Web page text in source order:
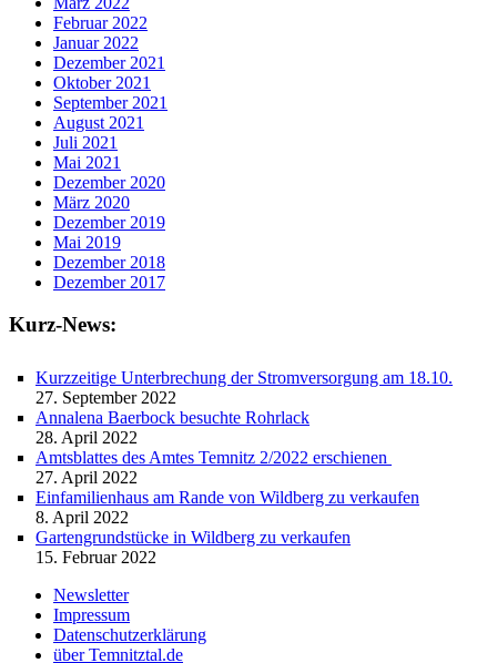
Februar 2022
Januar 2022
Dezember 2021
Oktober 2021
September 2021
August 2021
Juli 2021
Mai 2021
Dezember 2020
März 2020
Dezember 2019
Mai 2019
Dezember 2018
Dezember 2017
Kurz-News:
Kurzzeitige Unterbrechung der Stromversorgung am 18.10.
27. September 2022
Annalena Baerbock besuchte Rohrlack
28. April 2022
Amtsblattes des Amtes Temnitz 2/2022 erschienen
27. April 2022
Einfamilienhaus am Rande von Wildberg zu verkaufen
8. April 2022
Gartengrundstücke in Wildberg zu verkaufen
15. Februar 2022
Newsletter
Impressum
Datenschutzerklärung
über Temnitztal.de